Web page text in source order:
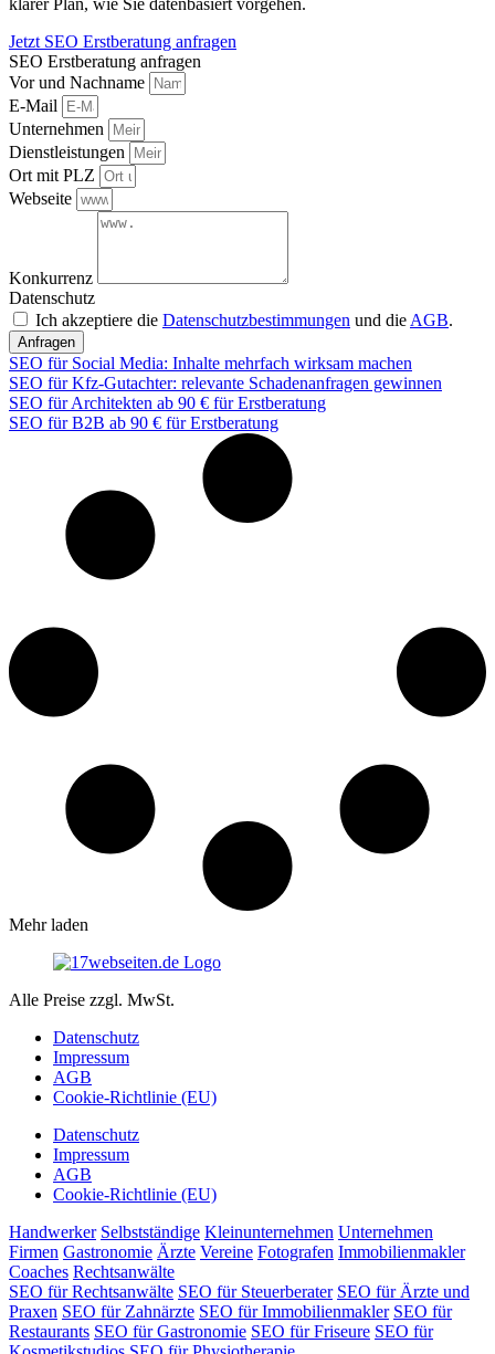
klarer Plan, wie Sie datenbasiert vorgehen.
Jetzt SEO Erstberatung anfragen
SEO Erstberatung anfragen
Vor und Nachname
E-Mail
Unternehmen
Dienstleistungen
Ort mit PLZ
Webseite
Konkurrenz
Datenschutz
Ich akzeptiere die Datenschutzbestimmungen und die AGB.
Anfragen
SEO für Social Media: Inhalte mehrfach wirksam machen
SEO für Kfz-Gutachter: relevante Schadenanfragen gewinnen
SEO für Architekten ab 90 € für Erstberatung
SEO für B2B ab 90 € für Erstberatung
Mehr laden
Alle Preise zzgl. MwSt.
Datenschutz
Impressum
AGB
Cookie-Richtlinie (EU)
Datenschutz
Impressum
AGB
Cookie-Richtlinie (EU)
Handwerker Selbstständige Kleinunternehmen Unternehmen
Firmen Gastronomie Ärzte Vereine Fotografen Immobilienmakler
Coaches Rechtsanwälte
SEO für Rechtsanwälte SEO für Steuerberater SEO für Ärzte und
Praxen SEO für Zahnärzte SEO für Immobilienmakler SEO für
Restaurants SEO für Gastronomie SEO für Friseure SEO für